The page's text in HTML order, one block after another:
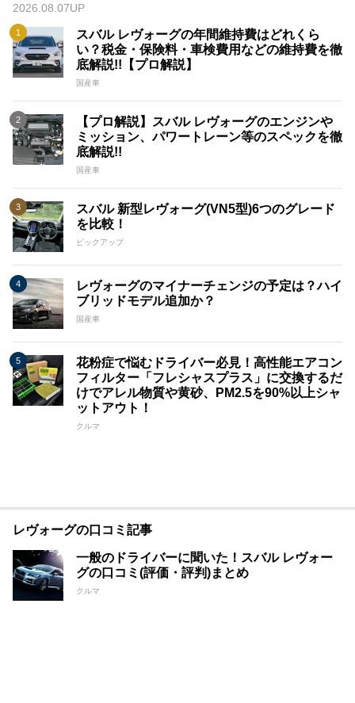
2026.08.07UP
スバル レヴォーグの年間維持費はどれくら
い？税金・保険料・車検費用などの維持費を徹
底解説!!【プロ解説】
国産車
【プロ解説】スバル レヴォーグのエンジンや
ミッション、パワートレーン等のスペックを徹
底解説!!
国産車
スバル 新型レヴォーグ(VN5型)6つのグレード
を比較！
ピックアップ
レヴォーグのマイナーチェンジの予定は？ハイ
ブリッドモデル追加か？
国産車
花粉症で悩むドライバー必見！高性能エアコン
フィルター「フレシャスプラス」に交換するだ
けでアレル物質や黄砂、PM2.5を90%以上シャ
ットアウト！
クルマ
レヴォーグの口コミ記事
一般のドライバーに聞いた！スバル レヴォー
グの口コミ(評価・評判)まとめ
クルマ